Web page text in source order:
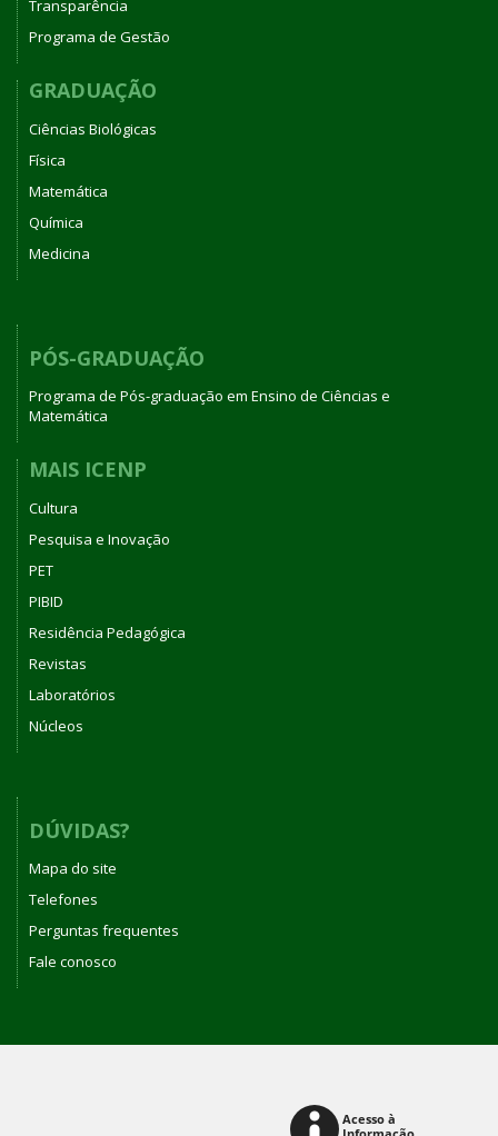
Transparência
Programa de Gestão
GRADUAÇÃO
Ciências Biológicas
Física
Matemática
Química
Medicina
PÓS-GRADUAÇÃO
Programa de Pós-graduação em Ensino de Ciências e
Matemática
MAIS ICENP
Cultura
Pesquisa e Inovação
PET
PIBID
Residência Pedagógica
Revistas
Laboratórios
Núcleos
DÚVIDAS?
Mapa do site
Telefones
Perguntas frequentes
Fale conosco